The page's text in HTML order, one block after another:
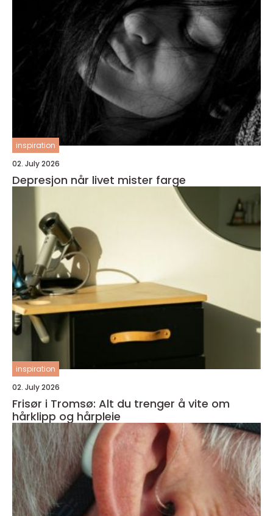
inspiration
02. July 2026
Depresjon når livet mister farge
inspiration
02. July 2026
Frisør i Tromsø: Alt du trenger å vite om
hårklipp og hårpleie